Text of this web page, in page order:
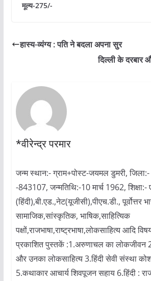
मूल्य-275/-
हास्य-व्यंग्य : पति ने बदला अपना सुर
दिल्ली के दरबार
*वीरेन्द्र परमार
जन्म स्थान:- ग्राम+पोस्ट-जयमल डुमरी,
-843107, जन्मतिथि:-10 मार्च 1962, शिक्षा:-
(हिंदी),बी.एड.,नेट(यूजीसी),पीएच.डी., पूर्वोत्तर
सामाजिक,सांस्कृतिक, भाषिक,साहित्यिक
पक्षों,राजभाषा,राष्ट्रभाषा,लोकसाहित्य आदि
प्रकाशित पुस्तकें :1.अरुणाचल का लोकजीवन
और उनका लोकसाहित्य 3.हिंदी सेवी संस्था कोश
5.कथाकार आचार्य शिवपूजन सहाय 6.हिंदी :